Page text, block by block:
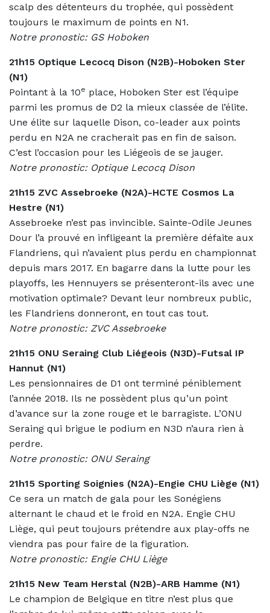
scalp des détenteurs du trophée, qui possèdent
toujours le maximum de points en N1.
Notre pronostic: GS Hoboken
21h15 Optique Lecocq Dison (N2B)-Hoboken Ster
(N1)
Pointant à la 10e place, Hoboken Ster est l’équipe
parmi les promus de D2 la mieux classée de l’élite.
Une élite sur laquelle Dison, co-leader aux points
perdu en N2A ne cracherait pas en fin de saison.
C’est l’occasion pour les Liégeois de se jauger.
Notre pronostic: Optique Lecocq Dison
21h15 ZVC Assebroeke (N2A)-HCTE Cosmos La
Hestre (N1)
Assebroeke n’est pas invincible. Sainte-Odile Jeunes
Dour l’a prouvé en infligeant la première défaite aux
Flandriens, qui n’avaient plus perdu en championnat
depuis mars 2017. En bagarre dans la lutte pour les
playoffs, les Hennuyers se présenteront-ils avec une
motivation optimale? Devant leur nombreux public,
les Flandriens donneront, en tout cas tout.
Notre pronostic: ZVC Assebroeke
21h15 ONU Seraing Club Liégeois (N3D)-Futsal IP
Hannut (N1)
Les pensionnaires de D1 ont terminé péniblement
l’année 2018. Ils ne possèdent plus qu’un point
d’avance sur la zone rouge et le barragiste. L’ONU
Seraing qui brigue le podium en N3D n’aura rien à
perdre.
Notre pronostic: ONU Seraing
21h15 Sporting Soignies (N2A)-Engie CHU Liège (N1)
Ce sera un match de gala pour les Sonégiens
alternant le chaud et le froid en N2A. Engie CHU
Liège, qui peut toujours prétendre aux play-offs ne
viendra pas pour faire de la figuration.
Notre pronostic: Engie CHU Liège
21h15 New Team Herstal (N2B)-ARB Hamme (N1)
Le champion de Belgique en titre n’est plus que